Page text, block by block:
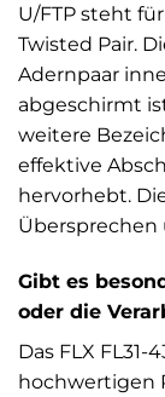
U/FTP steht
Twisted Pair.
Adernpaar
abgeschirmt
weitere
effektive
hervorhebt.
Übersprechen
Gibt es
oder die
Das FLX
hochwertigen